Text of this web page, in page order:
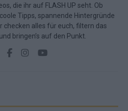
die ihr auf FLASH UP seht. Ob
Tipps, spannende Hintergründe
checken alles für euch, filtern das
bringen’s auf den Punkt.